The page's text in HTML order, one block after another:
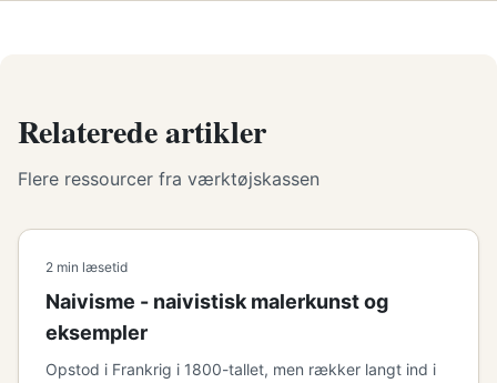
Relaterede artikler
Flere ressourcer fra værktøjskassen
2 min læsetid
Naivisme - naivistisk malerkunst og
eksempler
Opstod i Frankrig i 1800-tallet, men rækker langt ind i